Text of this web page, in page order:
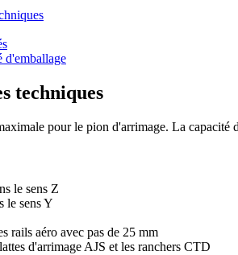
d'emballage
techniques
pour le pion d'arrimage. La capacité
le sens Z
le sens Y
rails aéro avec pas de 25 mm
d'arrimage AJS et les ranchers CTD